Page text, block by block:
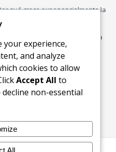
qué crece exponencialmente la
se crearon para los canales. La
Buscar
your experience,
and analyze
cookies to allow
Accept All to
non-essential
All